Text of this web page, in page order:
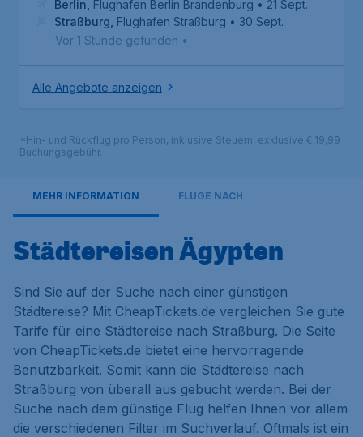
Berlin Flughafen Berlin Brandenburg • 21 Sept.
Straßburg Flughafen Straßburg • 30 Sept.
Vor 1 Stunde gefunden •
Alle Angebote anzeigen
*Hin- und Rückflug pro Person, inklusive Steuern, exklusive € 19,99
Buchungsgebühr.
MEHR INFORMATION FLÜGE NACH
Städtereisen Ägypten
Sind Sie auf der Suche nach einer günstigen
Städtereise? Mit CheapTickets.de vergleichen Sie gute
Tarife für eine Städtereise nach Straßburg. Die Seite
von CheapTickets.de bietet eine hervorragende
Benutzbarkeit. Somit kann die Städtereise nach
Straßburg von überall aus gebucht werden. Bei der
Suche nach dem günstige Flug helfen Ihnen vor allem
die verschiedenen Filter im Suchverlauf. Oftmals ist ein